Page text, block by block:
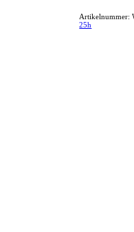
DL
25h
Artikelnummer:
25h